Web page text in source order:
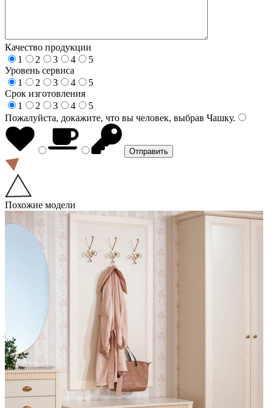
Качество продукции
1
2 3 4
5
Уровень сервиса
1
2 3 4
5
Срок изготовления
1
2 3 4
5
Пожалуйста, докажите, что вы человек, выбрав Чашку.
Похожие модели